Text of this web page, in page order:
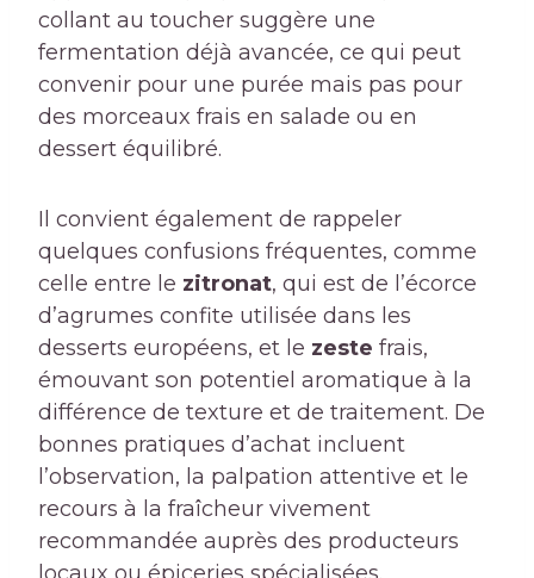
collant au toucher suggère une
fermentation déjà avancée, ce qui peut
convenir pour une purée mais pas pour
des morceaux frais en salade ou en
dessert équilibré.
Il convient également de rappeler
quelques confusions fréquentes, comme
celle entre le zitronat, qui est de l’écorce
d’agrumes confite utilisée dans les
desserts européens, et le zeste frais,
émouvant son potentiel aromatique à la
différence de texture et de traitement. De
bonnes pratiques d’achat incluent
l’observation, la palpation attentive et le
recours à la fraîcheur vivement
recommandée auprès des producteurs
locaux ou épiceries spécialisées.